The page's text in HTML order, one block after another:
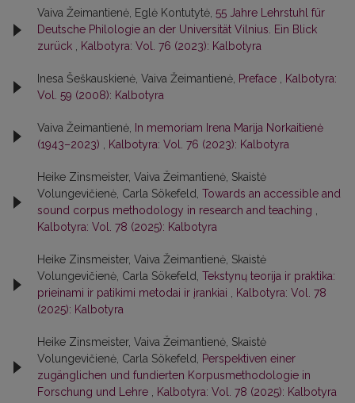
Vaiva Žeimantienė, Eglė Kontutytė, 55 Jahre Lehrstuhl für
Deutsche Philologie an der Universität Vilnius. Ein Blick
zurück
Kalbotyra: Vol. 76 (2023): Kalbotyra
Inesa Šeškauskienė, Vaiva Žeimantienė, Preface
Kalbotyra:
Vol. 59 (2008): Kalbotyra
Vaiva Žeimantienė,
In memoriam Irena Marija Norkaitienė
(1943–2023)
Kalbotyra: Vol. 76 (2023): Kalbotyra
Heike Zinsmeister, Vaiva Žeimantienė, Skaistė
Volungevičienė, Carla Sökefeld, Towards an accessible and
sound corpus methodology in research and teaching
Kalbotyra: Vol. 78 (2025): Kalbotyra
Heike Zinsmeister, Vaiva Žeimantienė, Skaistė
Volungevičienė, Carla Sökefeld, Tekstynų teorija ir praktika:
prieinami ir patikimi metodai ir įrankiai
Kalbotyra: Vol. 78
(2025): Kalbotyra
Heike Zinsmeister, Vaiva Žeimantienė, Skaistė
Volungevičienė, Carla Sökefeld,
Perspektiven einer
zugänglichen und fundierten Korpusmethodologie in
Forschung und Lehre
Kalbotyra: Vol. 78 (2025): Kalbotyra